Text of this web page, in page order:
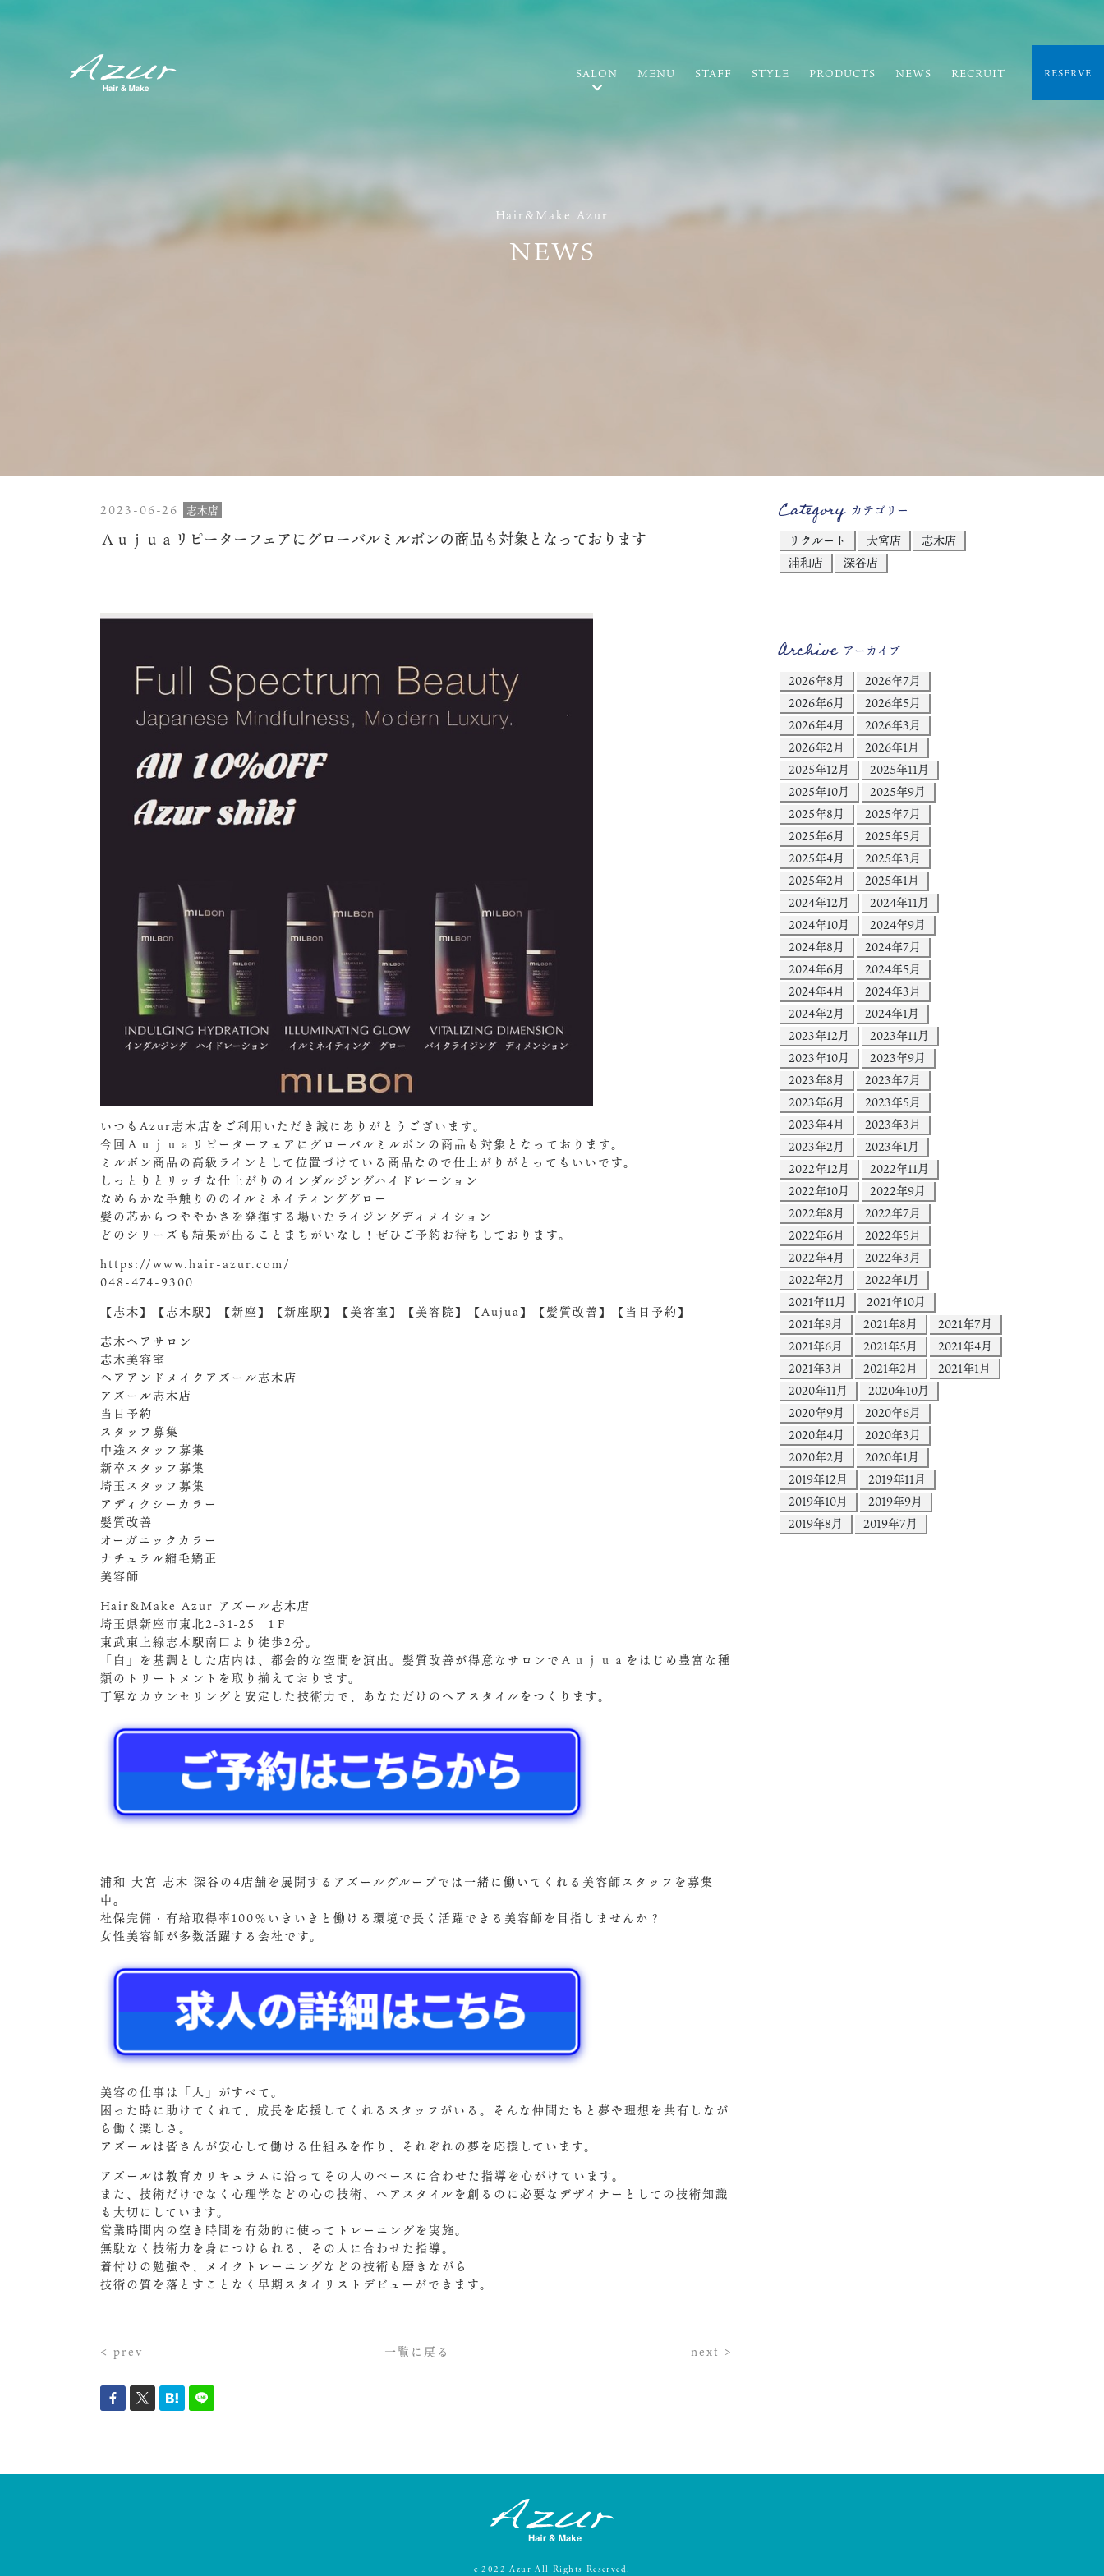
Hair&Make Azur
NEWS
SALON MENU STAFF STYLE PRODUCTS NEWS RECRUIT RESERVE
2023-06-26 志木店
Ａｕｊｕａリピーターフェアにグローバルミルボンの商品も対象となっております
いつもAzur志木店をご利用いただき誠にありがとうございます。
今回Ａｕｊｕａリピーターフェアにグローバルミルボンの商品も対象となっております。
ミルボン商品の高級ラインとして位置づけている商品なので仕上がりがとってもいいです。
しっとりとリッチな仕上がりのインダルジングハイドレーション
なめらかな手触りののイルミネイティンググロー
髪の芯からつややかさを発揮する場いたライジングディメイション
どのシリーズも結果が出ることまちがいなし！ぜひご予約お待ちしております。
https://www.hair-azur.com/
048-474-9300
【志木】【志木駅】【新座】【新座駅】【美容室】【美容院】【Aujua】【髪質改善】【当日予約】
志木ヘアサロン
志木美容室
ヘアアンドメイクアズール志木店
アズール志木店
当日予約
スタッフ募集
中途スタッフ募集
新卒スタッフ募集
埼玉スタッフ募集
アディクシーカラー
髪質改善
オーガニックカラー
ナチュラル縮毛矯正
美容師
Hair&Make Azur アズール志木店
埼玉県新座市東北2-31-25 1Ｆ
東武東上線志木駅南口より徒歩2分。
「白」を基調とした店内は、都会的な空間を演出。髪質改善が得意なサロンでＡｕｊｕａをはじめ豊富な種
類のトリートメントを取り揃えております。
丁寧なカウンセリングと安定した技術力で、あなただけのヘアスタイルをつくります。
浦和 大宮 志木 深谷の4店舗を展開するアズールグループでは一緒に働いてくれる美容師スタッフを募集
中。
社保完備・有給取得率100％いきいきと働ける環境で長く活躍できる美容師を目指しませんか？
女性美容師が多数活躍する会社です。
美容の仕事は「人」がすべて。
困った時に助けてくれて、成長を応援してくれるスタッフがいる。そんな仲間たちと夢や理想を共有しなが
ら働く楽しさ。
アズールは皆さんが安心して働ける仕組みを作り、それぞれの夢を応援しています。
アズールは教育カリキュラムに沿ってその人のペースに合わせた指導を心がけています。
また、技術だけでなく心理学などの心の技術、ヘアスタイルを創るのに必要なデザイナーとしての技術知識
も大切にしています。
営業時間内の空き時間を有効的に使ってトレーニングを実施。
無駄なく技術力を身につけられる、その人に合わせた指導。
着付けの勉強や、メイクトレーニングなどの技術も磨きながら
技術の質を落とすことなく早期スタイリストデビューができます。
< prev 一覧に戻る next >
Categoryカテゴリー
リクルート
大宮店
志木店
浦和店
深谷店
Archiveアーカイブ
2026年8月
2026年7月
2026年6月
2026年5月
2026年4月
2026年3月
2026年2月
2026年1月
2025年12月
2025年11月
2025年10月
2025年9月
2025年8月
2025年7月
2025年6月
2025年5月
2025年4月
2025年3月
2025年2月
2025年1月
2024年12月
2024年11月
2024年10月
2024年9月
2024年8月
2024年7月
2024年6月
2024年5月
2024年4月
2024年3月
2024年2月
2024年1月
2023年12月
2023年11月
2023年10月
2023年9月
2023年8月
2023年7月
2023年6月
2023年5月
2023年4月
2023年3月
2023年2月
2023年1月
2022年12月
2022年11月
2022年10月
2022年9月
2022年8月
2022年7月
2022年6月
2022年5月
2022年4月
2022年3月
2022年2月
2022年1月
2021年11月
2021年10月
2021年9月
2021年8月
2021年7月
2021年6月
2021年5月
2021年4月
2021年3月
2021年2月
2021年1月
2020年11月
2020年10月
2020年9月
2020年6月
2020年4月
2020年3月
2020年2月
2020年1月
2019年12月
2019年11月
2019年10月
2019年9月
2019年8月
2019年7月
c2022 AzurAll Rights Reserved.